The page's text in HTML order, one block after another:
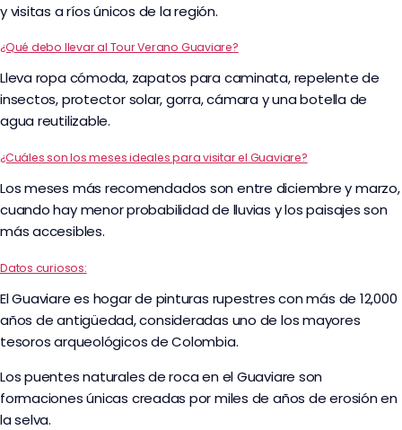
y visitas a ríos únicos de la región.
¿Qué debo llevar al Tour Verano Guaviare?
Lleva ropa cómoda, zapatos para caminata, repelente de
insectos, protector solar, gorra, cámara y una botella de
agua reutilizable.
¿Cuáles son los meses ideales para visitar el Guaviare?
Los meses más recomendados son entre diciembre y marzo,
cuando hay menor probabilidad de lluvias y los paisajes son
más accesibles.
Datos curiosos:
El Guaviare es hogar de pinturas rupestres con más de 12,000
años de antigüedad, consideradas uno de los mayores
tesoros arqueológicos de Colombia.
Los puentes naturales de roca en el Guaviare son
formaciones únicas creadas por miles de años de erosión en
la selva.